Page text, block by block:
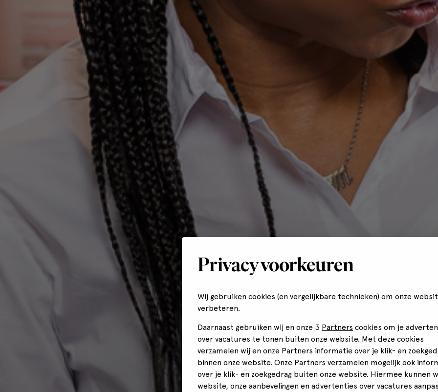
Privacy voorkeuren
Wij gebruiken cookies (en vergelijkbare technieken) om onze
verbeteren.
Daarnaast gebruiken wij en onze 3 Partners cookies om je
over vacatures te tonen buiten onze website. Met deze cookies
verzamelen wij en onze Partners informatie over je klik- en
binnen onze website. Onze Partners verzamelen mogelijk ook
over je klik- en zoekgedrag buiten onze website. Hiermee kunnen
website, onze aanbevelingen en advertenties over vacatures